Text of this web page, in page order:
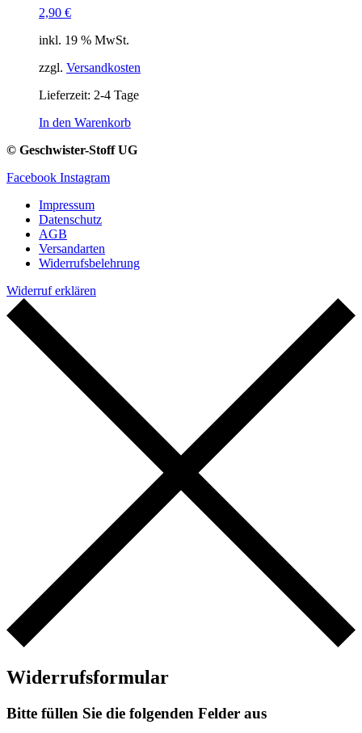
2,90 €
inkl. 19 % MwSt.
zzgl. Versandkosten
Lieferzeit: 2-4 Tage
In den Warenkorb
© Geschwister-Stoff UG
Facebook Instagram
Impressum
Datenschutz
AGB
Versandarten
Widerrufsbelehrung
Widerruf erklären
Widerrufsformular
Bitte füllen Sie die folgenden Felder aus